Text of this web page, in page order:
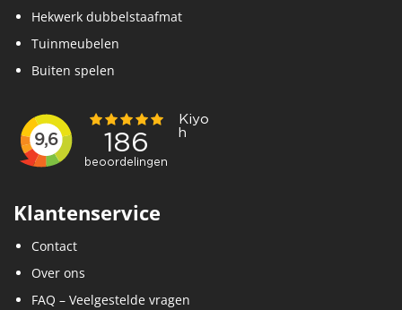
Hekwerk dubbelstaafmat
Tuinmeubelen
Buiten spelen
Klantenservice
Contact
Over ons
FAQ – Veelgestelde vragen